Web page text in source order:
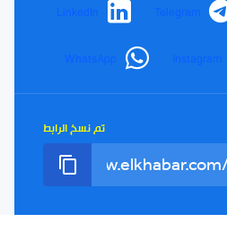
الخبر الإلكتروني،
مستقلة، صدرت عام
1990
البريدية
على آخر الأخبار التي سيتم
في الموقع
اشتراك
Telegram
LinkedIn
Instagram
WhatsApp
تم نسخ الرابط